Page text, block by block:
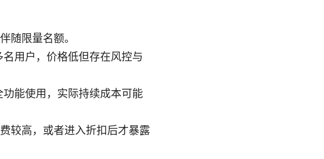
随限量名额。
用户，价格低但存在风控与
能使用，实际持续成本可能
较高，或者进入折扣后才暴露